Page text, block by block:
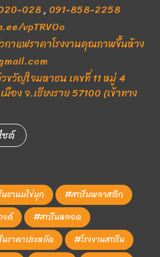
028, 091-858-2258
vpTRVOo
กาแฟราคาโรงงานคุณภาพขึ้นห้าง
ขวัญใจมหาชน เลขที่ 11 หมู่ 4
อง จ.เชียงราย 57100 (เข้าทาง
ซต์
ชานมไข่มุก
#สกรีนพลาสติก
งค์
#สกรีนหลอด
ราคาประหยัด
#โรงงานสกรีน